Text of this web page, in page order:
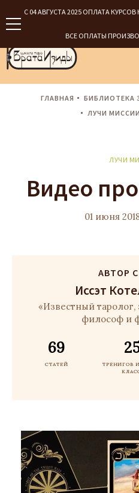
С 04 АВГУСТА 2025 ОПЛАТА
ВСЕ ОПЛАТЫ
ГЛАВНАЯ БИБЛИОТЕКА
ЛУЧИ
ЛУЧИ
Видео
01 июня
АВТОР
Иссэт
«Известный таролог,
философ и
69
СТАТЕЙ
ТРЕНИГОВ